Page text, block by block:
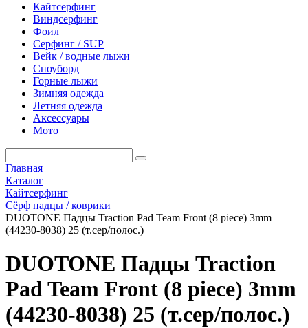
Кайтсерфинг
Виндсерфинг
Фоил
Серфинг / SUP
Вейк / водные лыжи
Сноуборд
Горные лыжи
Зимняя одежда
Летняя одежда
Аксессуары
Мото
Главная
Каталог
Кайтсерфинг
Сёрф падцы / коврики
DUOTONE Падцы Traction Pad Team Front (8 piece) 3mm
(44230-8038) 25 (т.сер/полос.)
DUOTONE Падцы Traction
Pad Team Front (8 piece) 3mm
(44230-8038) 25 (т.сер/полос.)